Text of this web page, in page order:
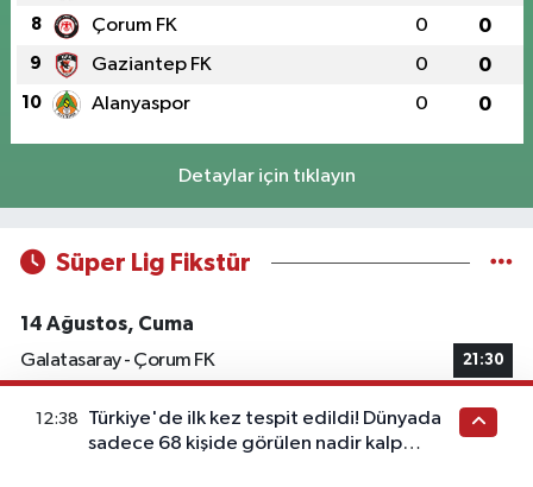
8 Çorum FK 0 0
9 Gaziantep FK 0 0
10 Alanyaspor 0 0
Detaylar için tıklayın
Süper Lig Fikstür
14 Ağustos, Cuma
Galatasaray - Çorum FK
21:30
15 Ağustos, Cumartesi
Konyaspor - Rizespor
12:38
Türkiye'de ilk kez tespit edildi! Dünyada
sadece 68 kişide görülen nadir kalp